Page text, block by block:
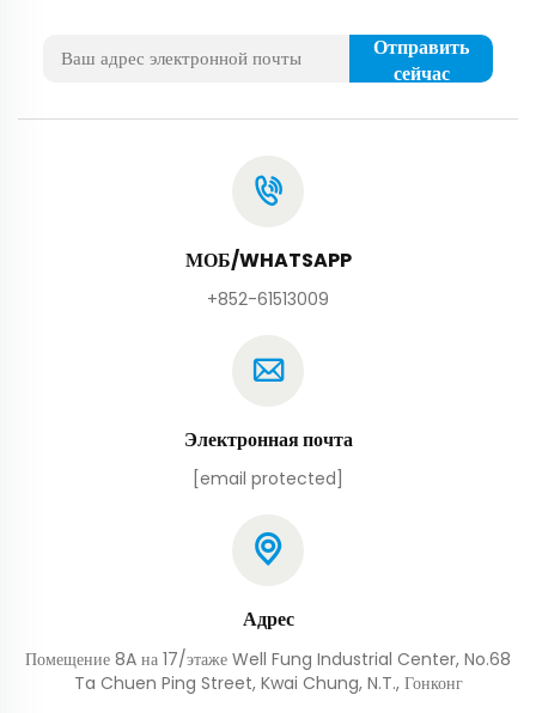
Отправить
сейчас
МОБ/WHATSAPP
+852-61513009
Электронная почта
[email protected]
Адрес
Помещение 8A на 17/этаже Well Fung Industrial Center, No.68
Ta Chuen Ping Street, Kwai Chung, N.T., Гонконг